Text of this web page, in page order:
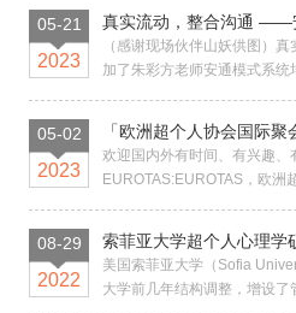
05-21
2023
真实流动，整合沟通 ——
（感谢现场伙伴山妖供图）
加了朱彩方老师安通模式系统
05-02
2023
「欧洲超个人协会国际
欢迎国内外有时间、有兴趣
EUROTAS:EUROTAS，欧
08-29
2022
索菲亚大学超个人心理学
美国索菲亚大学（Sofia
大学前几年结构调整，增设